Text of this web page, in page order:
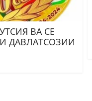
ВА СЕ
ДАВЛАТСОЗИИ